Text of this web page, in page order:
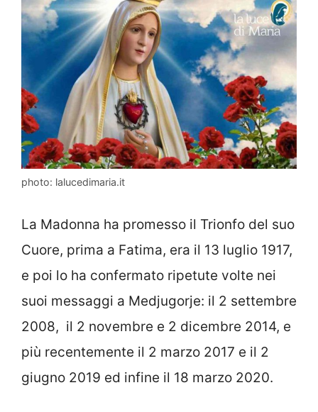
photo: lalucedimaria.it
La Madonna ha promesso il Trionfo del suo
Cuore, prima a Fatima, era il 13 luglio 1917,
e poi lo ha confermato ripetute volte nei
suoi messaggi a Medjugorje: il 2 settembre
2008, il 2 novembre e 2 dicembre 2014, e
più recentemente il 2 marzo 2017 e il 2
giugno 2019 ed infine il 18 marzo 2020.